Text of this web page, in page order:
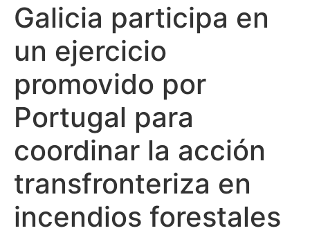
Galicia participa en
un ejercicio
promovido por
Portugal para
coordinar la acción
transfronteriza en
incendios forestales